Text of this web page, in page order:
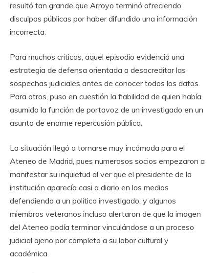
resultó tan grande que Arroyo terminó ofreciendo
disculpas públicas por haber difundido una información
incorrecta.
Para muchos críticos, aquel episodio evidenció una
estrategia de defensa orientada a desacreditar las
sospechas judiciales antes de conocer todos los datos.
Para otros, puso en cuestión la fiabilidad de quien había
asumido la función de portavoz de un investigado en un
asunto de enorme repercusión pública.
La situación llegó a tornarse muy incómoda para el
Ateneo de Madrid, pues numerosos socios empezaron a
manifestar su inquietud al ver que el presidente de la
institución aparecía casi a diario en los medios
defendiendo a un político investigado, y algunos
miembros veteranos incluso alertaron de que la imagen
del Ateneo podía terminar vinculándose a un proceso
judicial ajeno por completo a su labor cultural y
académica.